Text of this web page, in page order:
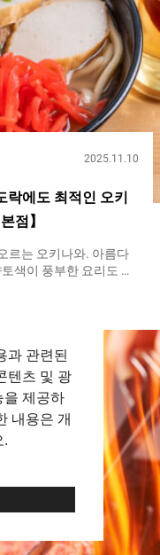
과 관련된
텐츠 및 광
을 제공하
내용은 개
.
2025.11.10
에도 최적인 오키
점】
르는 오키나와. 아름다
색이 풍부한 요리도 또
（Ginza Washita Shop
며, 식도락에 딱 맞는 간
시타 숍 본점（Ginza
있는 사타안다기 각종
『긴자 와시타 숍 본점
나와의 물산품을 전문으
Washita Shop
고 있습니다. 작은 공간
서 먼저 소개할 것은, 오
디저트 정석 『사타안
을 섞어 기름에 튀긴
와에서 간식으로 일상